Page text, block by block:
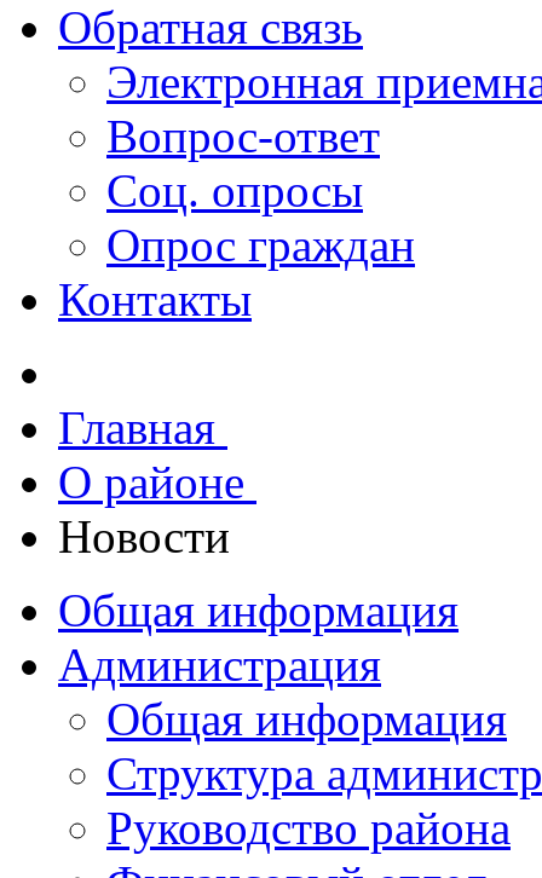
Обратная связь
Электронная
Вопрос-ответ
Соц. опросы
Опрос граждан
Контакты
Главная
О районе
Новости
Общая информация
Администрация
Общая информация
Структура
Руководство района